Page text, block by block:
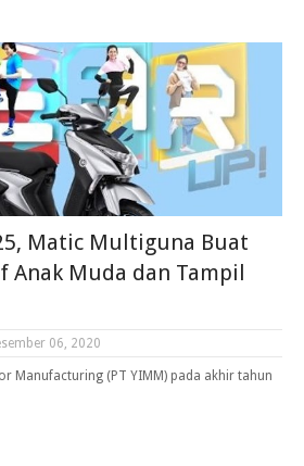
Matic Multiguna Buat
Anak Muda dan Tampil
06, 2020
Manufacturing (PT YIMM) pada akhir tahun